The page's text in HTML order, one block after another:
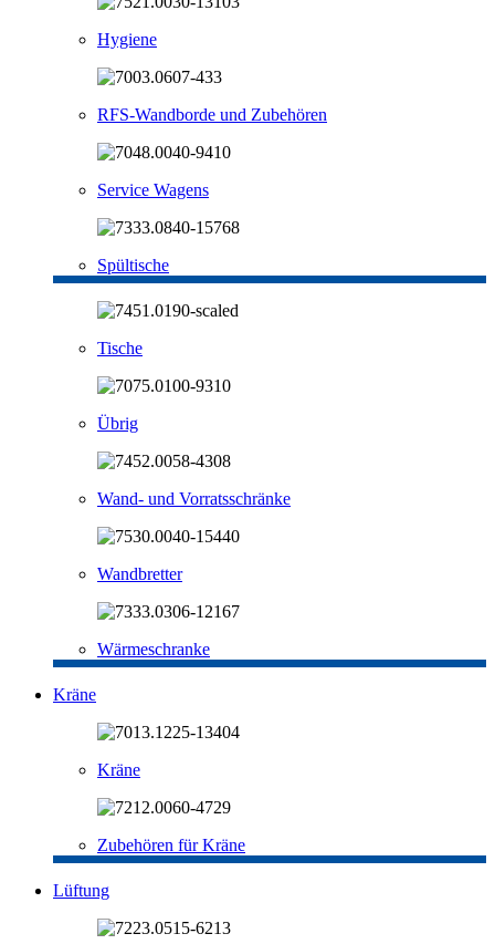
Hygiene
RFS-Wandborde und Zubehören
Service Wagens
Spültische
Tische
Übrig
Wand- und Vorratsschränke
Wandbretter
Wärmeschranke
Kräne
Kräne
Zubehören für Kräne
Lüftung